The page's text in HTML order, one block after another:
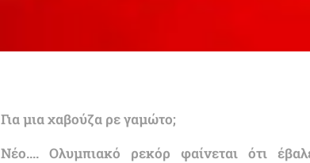
Για μια χαβούζα ρε γαμώτο;
Νέο.... Ολυμπιακό ρεκόρ φαίνεται ότι